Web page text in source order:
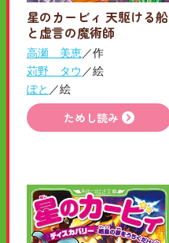
星のカービィ 天駆ける船
と虚言の魔術師
高瀬 美恵／作
苅野 タウ ／絵
ぽと ／絵
ためし読み